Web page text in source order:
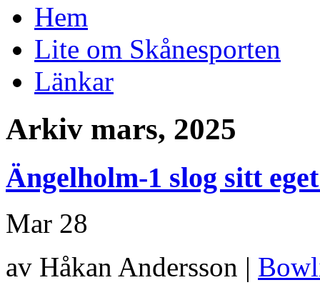
Hem
Lite om Skånesporten
Länkar
Arkiv mars, 2025
Ängelholm-1 slog sitt
Mar 28
av Håkan Andersson |